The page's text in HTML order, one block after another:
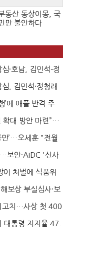
동산 동상이몽, 국
만 불안하다
·호남, 김민석-정
, 김민석·정청래
’에 애플 반격 주
확대 방안 마련”…
만’…오세훈 "전월
보안·AIDC '신사
처벌에 식품위
보상 부실심사·보
고치…사상 첫 400
통령 지지율 47.